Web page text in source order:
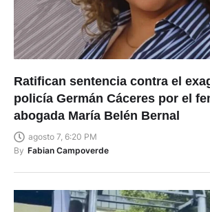
Ratifican sentencia contra el
policía Germán Cáceres por el
abogada María Belén Bernal
agosto 7, 6:20 PM